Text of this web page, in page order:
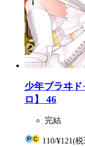
少年ブラヰ
ロ】 46
完結
110/¥121(税